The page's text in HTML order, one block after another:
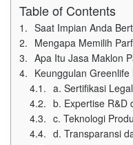
Table of Contents
Saat Impian Anda
Mengapa Memilih
Apa Itu Jasa Maklon
Keunggulan Greenlife
a. Sertifikasi
b. Expertise R&D
c. Teknologi
d. Transparansi